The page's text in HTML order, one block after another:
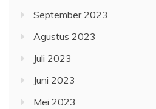
September 2023
Agustus 2023
Juli 2023
Juni 2023
Mei 2023